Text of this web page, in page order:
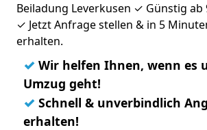
Beiladung Leverkusen ✓ Günstig
✓ Jetzt Anfrage stellen & in 5
erhalten.
✓ Wir helfen Ihnen, wenn es
Umzug geht!
✓ Schnell & unverbindlich
erhalten!